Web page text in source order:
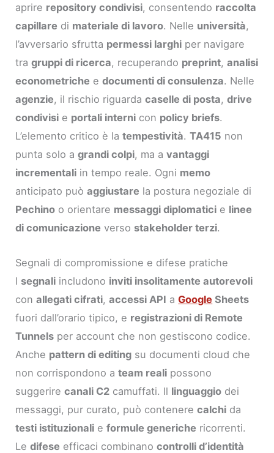
aprire repository condivisi, consentendo raccolta
capillare di materiale di lavoro. Nelle università,
l’avversario sfrutta permessi larghi per navigare
tragruppi di ricerca, recuperando preprint,analisi
econometriche edocumenti di consulenza. Nelle
agenzie, il rischio riguardacaselle di posta,drive
condivisi e portali interni con policy briefs.
L’elemento critico è latempestività.TA415 non
punta solo agrandi colpi, ma avantaggi
incrementali in tempo reale. Ogni memo
anticipato puòaggiustare la postura negoziale di
Pechino o orientare messaggi diplomatici e linee
di comunicazione verso stakeholder terzi.
Segnali di compromissione e difese pratiche
I segnali includono inviti insolitamente autorevoli
conallegati cifrati,accessi API aGoogle Sheets
fuori dall’orario tipico, e registrazioni di Remote
Tunnels per account che non gestiscono codice.
Anche pattern di editing su documenti cloud che
non corrispondono ateam reali possono
suggerirecanali C2 camuffati. Il linguaggio dei
messaggi, pur curato, può contenerecalchi da
testi istituzionali eformule generiche ricorrenti.
Ledifese efficaci combinanocontrolli d’identità